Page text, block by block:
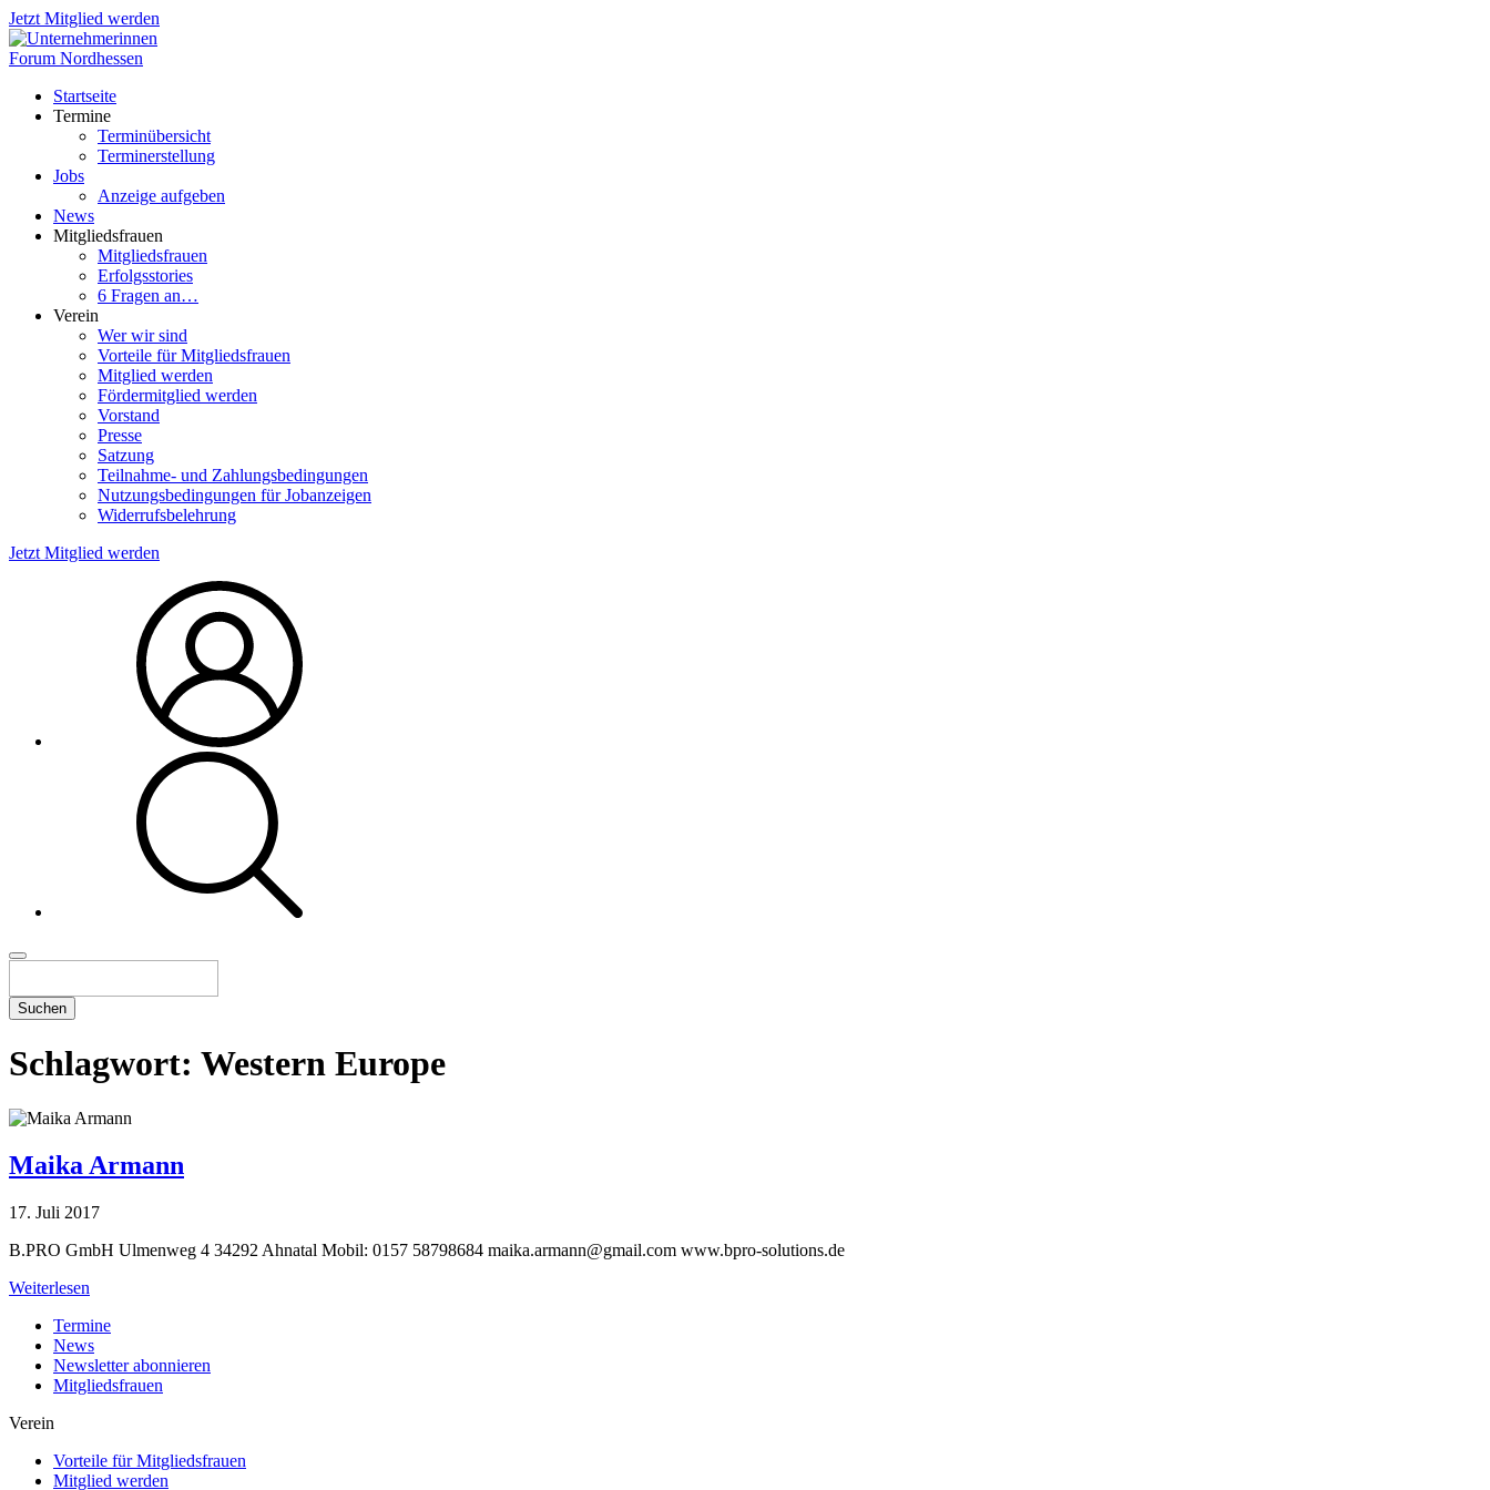
Jetzt Mitglied werden
Startseite
Termine
Terminübersicht
Terminerstellung
Jobs
Anzeige aufgeben
News
Mitgliedsfrauen
Mitgliedsfrauen
Erfolgsstories
6 Fragen an…
Verein
Wer wir sind
Vorteile für Mitgliedsfrauen
Mitglied werden
Fördermitglied werden
Vorstand
Presse
Satzung
Teilnahme- und Zahlungsbedingungen
Nutzungsbedingungen für Jobanzeigen
Widerrufsbelehrung
Jetzt Mitglied werden
Suchen
Schlagwort: Western Europe
Maika Armann
17. Juli 2017
B.PRO GmbH Ulmenweg 4 34292 Ahnatal Mobil: 0157 58798684 maika.armann@gmail.com www.bpro-solutions.de
Weiterlesen
Termine
News
Newsletter abonnieren
Mitgliedsfrauen
Verein
Vorteile für Mitgliedsfrauen
Mitglied werden